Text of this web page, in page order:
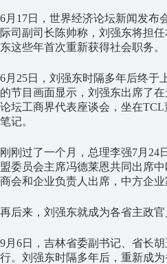
6月17日，世界经济论坛新闻发布
际司副司长陈帅称，刘强东将担
东这些年首次重新获得社会职务。
6月25日，刘强东时隔多年后终于
的节目画面显示，刘强东出席了
论坛工商界代表座谈会，坐在
笔记。
刚刚过了一个月，总理李强7月24
盟委员会主席冯德莱恩共同出席
商会和企业负责人出席，中方企业
再后来，刘强东就成为各省主政官
9月6日，吉林省委副书记、省长
行。刘强东时隔多年后，重新成